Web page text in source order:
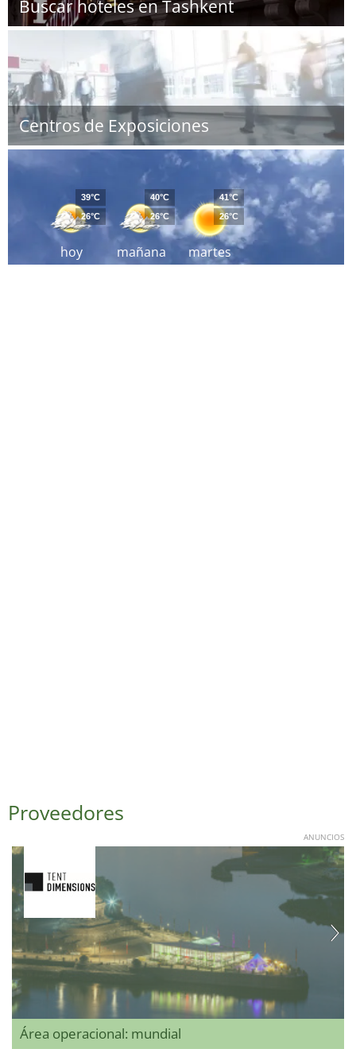
Buscar hoteles en Tashkent
Centros de Exposiciones
hoy
39°C
26°C
mañana
40°C
26°C
martes
41°C
26°C
Proveedores
ANUNCIOS
Área operacional: mundial